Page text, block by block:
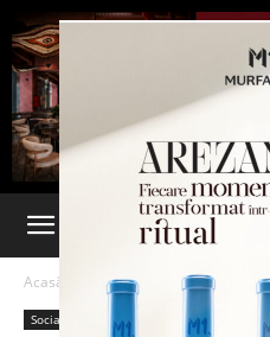
Acasă Social
Social